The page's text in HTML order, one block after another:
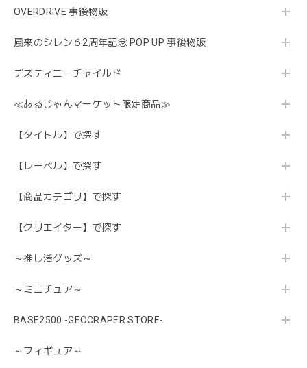
OVERDRIVE 事後物販
風来のシレン６2周年記念 POP UP 事後物販
デスティニーチャイルド
≪あるじゃんマーケット限定商品≫
【タイトル】で探す
【レーベル】で探す
【商品カテゴリ】で探す
【クリエイター】で探す
～推し活グッズ～
～ミニチュア～
BASE2500 -GEOCRAPER STORE-
～フィギュア～